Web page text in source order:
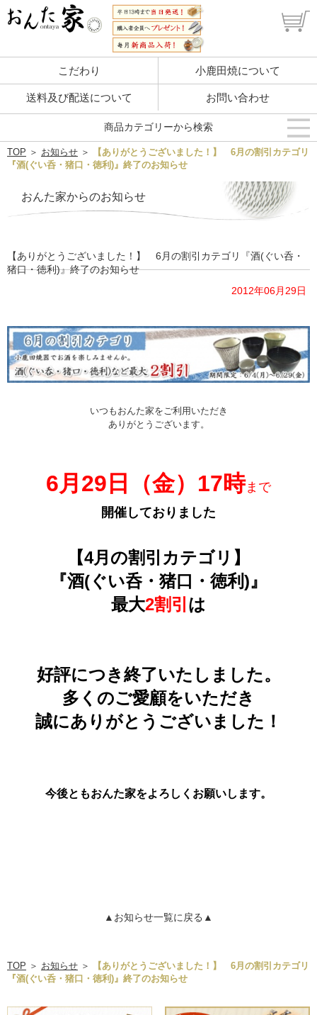
こだわり 小鹿田焼について
送料及び配送について お問い合わせ
TOP ＞ お知らせ ＞
【ありがとうございました！】 6月の割引カテゴリ
『酒(ぐい呑・猪口・徳利)』終了のお知らせ
おんた家からのお知らせ
【ありがとうございました！】 6月の割引カテゴリ『酒(ぐい呑・
猪口・徳利)』終了のお知らせ
2012年06月29日
いつもおんた家をご利用いただき
ありがとうございます。
6月29日（金）17時まで
開催しておりました
【4月の割引カテゴリ】
『酒(ぐい呑・猪口・徳利)』
最大2割引 は
好評につき終了いたしました。
多くのご愛顧をいただき
誠にありがとうございました！
今後ともおんた家をよろしくお願いします。
▲お知らせ一覧に戻る▲
TOP ＞ お知らせ ＞
【ありがとうございました！】 6月の割引カテゴリ
『酒(ぐい呑・猪口・徳利)』終了のお知らせ
商品カテゴリーから検索